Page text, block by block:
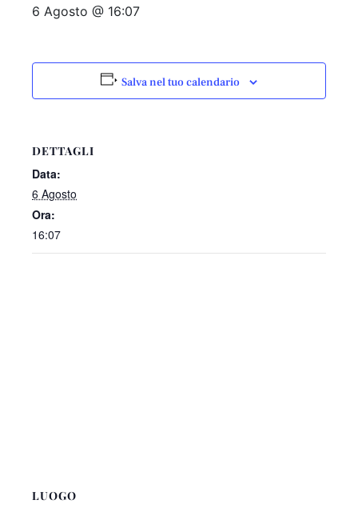
6 Agosto @ 16:07
Salva nel tuo calendario
DETTAGLI
Data:
6 Agosto
Ora:
16:07
LUOGO